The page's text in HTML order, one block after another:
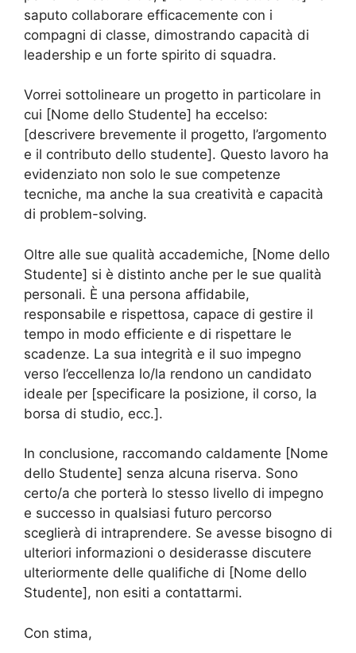
saputo collaborare efficacemente con i
compagni di classe, dimostrando capacità di
leadership e un forte spirito di squadra.
Vorrei sottolineare un progetto in particolare in
cui [Nome dello Studente] ha eccelso:
[descrivere brevemente il progetto, l’argomento
e il contributo dello studente]. Questo lavoro ha
evidenziato non solo le sue competenze
tecniche, ma anche la sua creatività e capacità
di problem-solving.
Oltre alle sue qualità accademiche, [Nome dello
Studente] si è distinto anche per le sue qualità
personali. È una persona affidabile,
responsabile e rispettosa, capace di gestire il
tempo in modo efficiente e di rispettare le
scadenze. La sua integrità e il suo impegno
verso l’eccellenza lo/la rendono un candidato
ideale per [specificare la posizione, il corso, la
borsa di studio, ecc.].
In conclusione, raccomando caldamente [Nome
dello Studente] senza alcuna riserva. Sono
certo/a che porterà lo stesso livello di impegno
e successo in qualsiasi futuro percorso
sceglierà di intraprendere. Se avesse bisogno di
ulteriori informazioni o desiderasse discutere
ulteriormente delle qualifiche di [Nome dello
Studente], non esiti a contattarmi.
Con stima,